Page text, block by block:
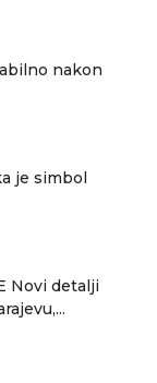
nakon
je simbol
Novi detalji